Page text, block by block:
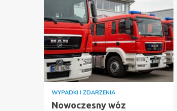
WYPADKI I ZDARZENIA
Nowoczesny wóz